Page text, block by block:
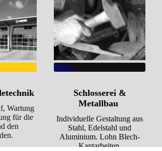
Wartung
für die
den
Mehr ›
Schlosserei &
Metallbau ­
Individuelle Gestaltung aus
Stahl, Edelstahl und
Aluminium. Lohn Blech-
Kantarbeiten.